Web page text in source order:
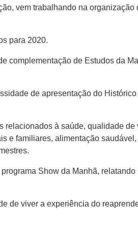
vem trabalhando na organização
para 2020.
complementação de Estudos da
de apresentação do
relacionados à saúde, qualidade de
e familiares, alimentação saudável,
Show da Manhã,
de viver a experiência do